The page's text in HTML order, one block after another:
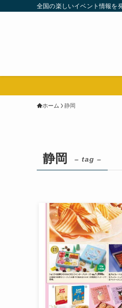
全国の楽しいイベント情報を
ホーム 静岡
静岡 – tag –